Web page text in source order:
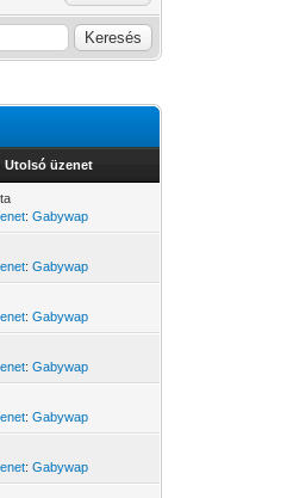
Utolsó üzenet
:Gabywap
:Gabywap
:Gabywap
:Gabywap
:Gabywap
:Gabywap